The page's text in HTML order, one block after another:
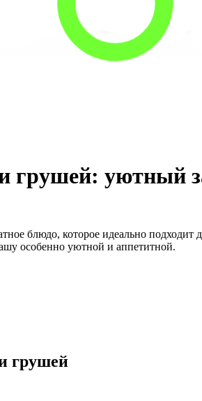
грушей: уютный
блюдо, которое идеально
особенно уютной и аппетитной.
грушей